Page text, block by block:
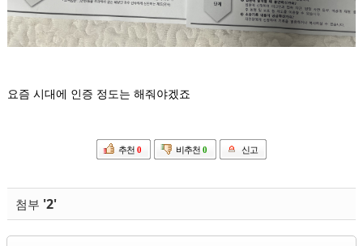
요즘 시대에 인증 정도는 해줘야겠죠
추천 0 비추천 0 신고
첨부 '2'